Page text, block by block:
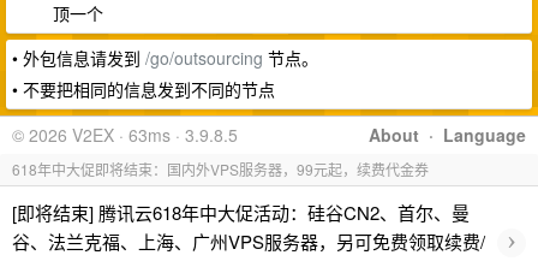
顶一个
• 外包信息请发到 /go/outsourcing 节点。
• 不要把相同的信息发到不同的节点
About · Language
© 2026 V2EX · 63ms · 3.9.8.5
618年中大促即将结束：国内外VPS服务器，99元起，续费代金券
[即将结束] 腾讯云618年中大促活动：硅谷CN2、首尔、曼
谷、法兰克福、上海、广州VPS服务器，另可免费领取续费/
›